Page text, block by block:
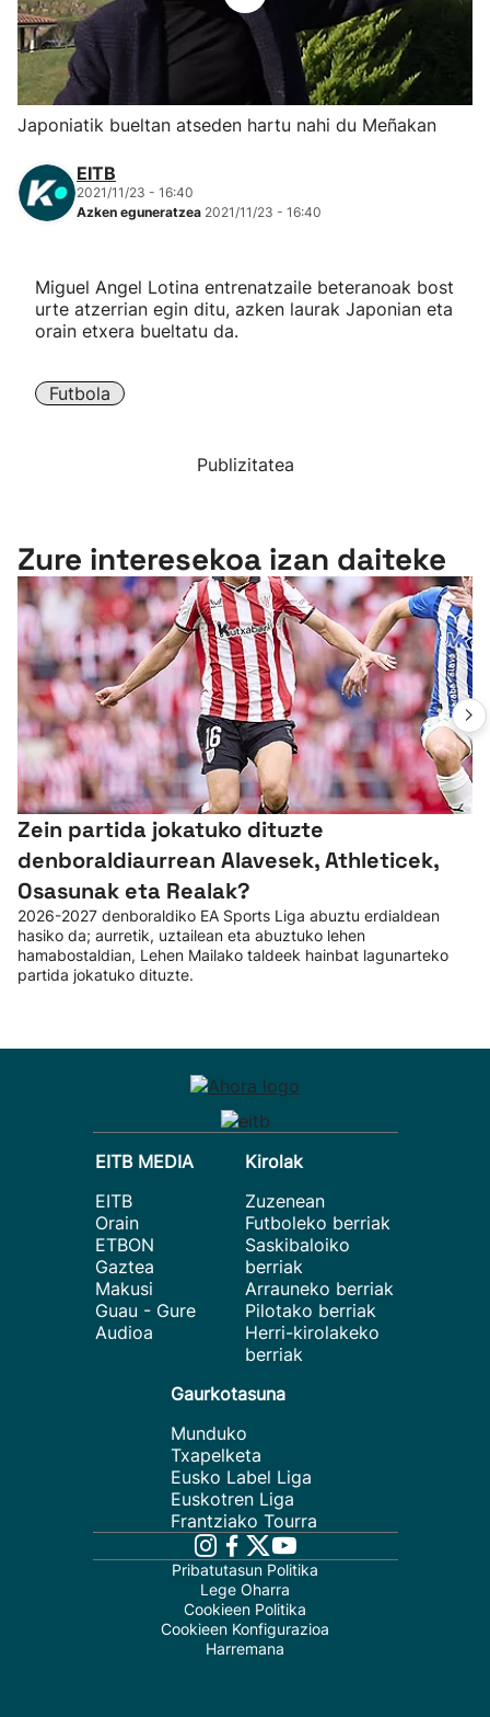
Herri-kirolak
Eskubaloia
Atletismoa
Mendi-lasterketak
Kirol gehiago
"Helmuga"
Japoniatik bueltan atseden hartu nahi du Meñakan
EITB
2021/11/23 - 16:40
Azken eguneratzea 2021/11/23 - 16:40
Miguel Angel Lotina entrenatzaile beteranoak bost
urte atzerrian egin ditu, azken laurak Japonian eta
orain etxera bueltatu da.
Futbola
Publizitatea
Zure interesekoa izan daiteke
Zein partida jokatuko dituzte
denboraldiaurrean Alavesek, Athleticek,
Osasunak eta Realak?
2026-2027 denboraldiko EA Sports Liga abuztu erdialdean
hasiko da; aurretik, uztailean eta abuztuko lehen
hamabostaldian, Lehen Mailako taldeek hainbat lagunarteko
partida jokatuko dituzte.
EITB MEDIA
EITB
Orain
ETBON
Gaztea
Makusi
Guau - Gure
Audioa
Kirolak
Zuzenean
Futboleko berriak
Saskibaloiko
berriak
Arrauneko berriak
Pilotako berriak
Herri-kirolakeko
berriak
Gaurkotasuna
Munduko
Txapelketa
Eusko Label Liga
Euskotren Liga
Frantziako Tourra
Pribatutasun Politika
Lege Oharra
Cookieen Politika
Cookieen Konfigurazioa
Harremana